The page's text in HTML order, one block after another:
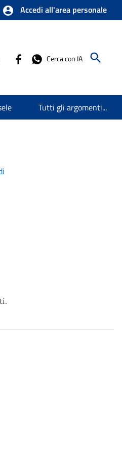
Accedi all'area personale
Cerca con IA
Tutti gli argomenti...